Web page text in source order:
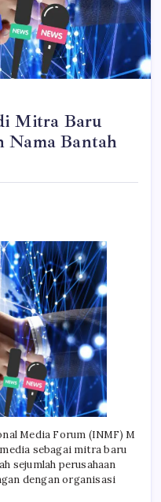
Mitra Baru
Nama Bantah
Media Forum (INMF) M
sebagai mitra baru
sejumlah perusahaan
dengan organisasi